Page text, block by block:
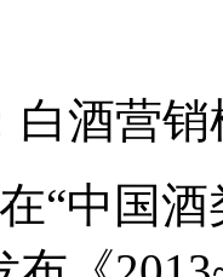
酒营销
中国酒